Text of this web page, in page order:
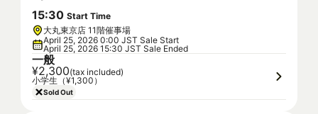
15:30 Start Time
大丸東京店 11階催事場
April 25, 2026 0:00 JST Sale Start
April 25, 2026 15:30 JST Sale Ended
一般
¥2,300(tax included)
小学生（¥1,300）
Sold Out